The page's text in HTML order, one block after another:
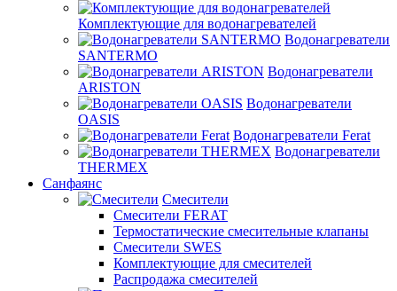
Комплектующие для водонагревателей
Водонагреватели
SANTERMO
Водонагреватели
ARISTON
Водонагреватели
OASIS
Водонагреватели Ferat
Водонагреватели
THERMEX
Санфаянс
Смесители
Смесители FERAT
Термостатические смесительные клапаны
Смесители SWES
Комплектующие для смесителей
Распродажа смесителей